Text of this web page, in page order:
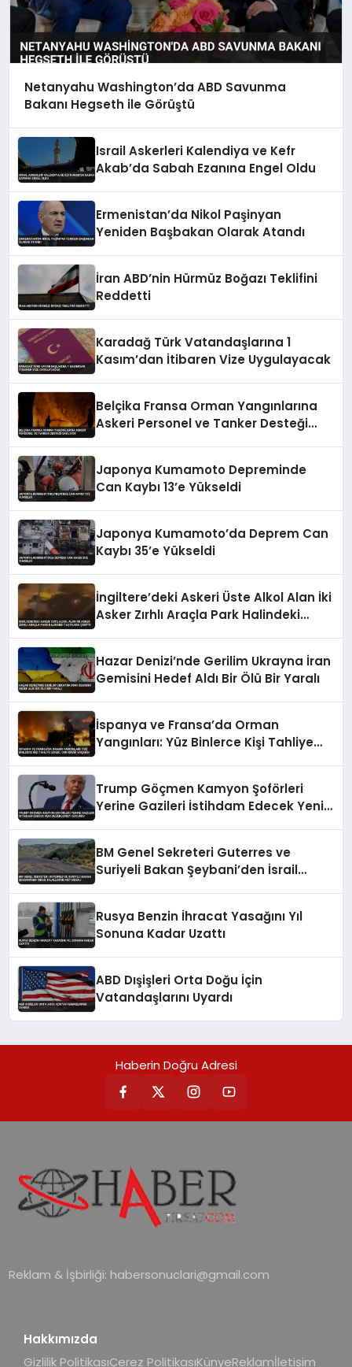
Netanyahu Washington’da ABD Savunma
Bakanı Hegseth ile Görüştü
Israil Askerleri Kalendiya ve Kefr
Akab’da Sabah Ezanına Engel Oldu
Ermenistan’da Nikol Paşinyan
Yeniden Başbakan Olarak Atandı
İran ABD’nin Hürmüz Boğazı Teklifini
Reddetti
Karadağ Türk Vatandaşlarına 1
Kasım’dan İtibaren Vize Uygulayacak
Belçika Fransa Orman Yangınlarına
Askeri Personel ve Tanker Desteği
Japonya Kumamoto Depreminde
Can Kaybı 13’e Yükseldi
Japonya Kumamoto’da Deprem Can
Kaybı 35’e Yükseldi
İngiltere’deki Askeri Üste Alkol Alan İki
Asker Zırhlı Araçla Park Halindeki
Hazar Denizi’nde Gerilim Ukrayna İran
Gemisini Hedef Aldı Bir Ölü Bir Yaralı
İspanya ve Fransa’da Orman
Yangınları: Yüz Binlerce Kişi Tahliye
Trump Göçmen Kamyon Şoförleri
Yerine Gazileri İstihdam Edecek Yeni
BM Genel Sekreteri Guterres ve
Suriyeli Bakan Şeybani’den İsrail
Rusya Benzin İhracat Yasağını Yıl
Sonuna Kadar Uzattı
ABD Dışişleri Orta Doğu İçin
Vatandaşlarını Uyardı
Haberin Doğru Adresi
Reklam & İşbirliği: habersonuclari@gmail.com
Hakkımızda
Gizlilik PolitikasıÇerez PolitikasıKünyeReklamİletişim